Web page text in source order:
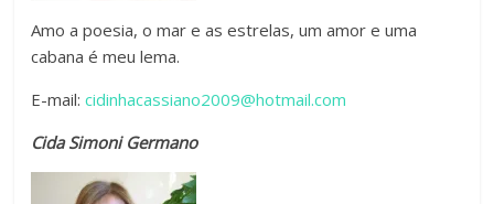
Amo a poesia, o mar e as estrelas, um amor e uma
cabana é meu lema.
E-mail:cidinhacassiano2009@hotmail.com
Cida Simoni Germano